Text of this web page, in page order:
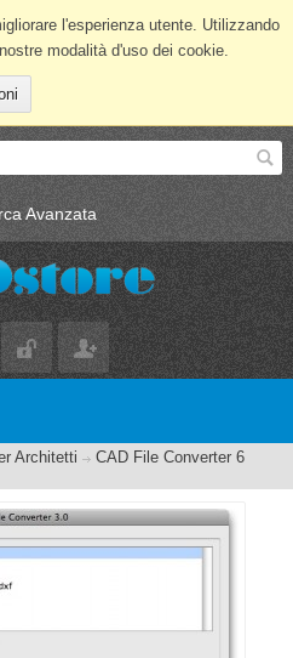
l'esperienza utente. Utilizzando
modalità d'uso dei cookie.
Avanzata
Architetti
CAD File Converter 6